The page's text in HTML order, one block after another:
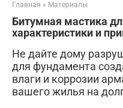
Главная » Материалы
Битумная мастика
характеристики и
Не дайте дому
для фундамента
влаги и коррозии
вашего жилья на